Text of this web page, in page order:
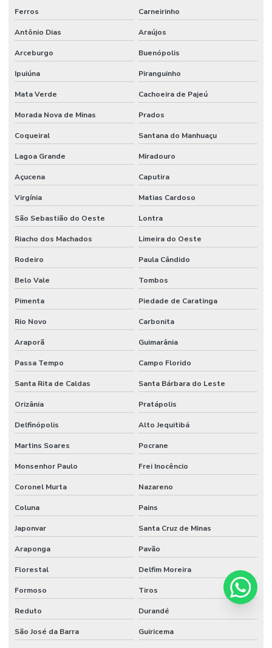
Ferros Carneirinho
Antônio Dias Araújos
Arceburgo Buenópolis
Ipuiúna Piranguinho
Mata Verde Cachoeira de Pajeú
Morada Nova de Minas Prados
Coqueiral Santana do Manhuaçu
Lagoa Grande Miradouro
Açucena Caputira
Virgínia Matias Cardoso
São Sebastião do Oeste Lontra
Riacho dos Machados Limeira do Oeste
Rodeiro Paula Cândido
Belo Vale Tombos
Pimenta Piedade de Caratinga
Rio Novo Carbonita
Araporã Guimarânia
Passa Tempo Campo Florido
Santa Rita de Caldas Santa Bárbara do Leste
Orizânia Pratápolis
Delfinópolis Alto Jequitibá
Martins Soares Pocrane
Monsenhor Paulo Frei Inocêncio
Coronel Murta Nazareno
Coluna Pains
Japonvar Santa Cruz de Minas
Araponga Pavão
Florestal Delfim Moreira
Formoso Tiros
Reduto Durandé
São José da Barra Guiricema